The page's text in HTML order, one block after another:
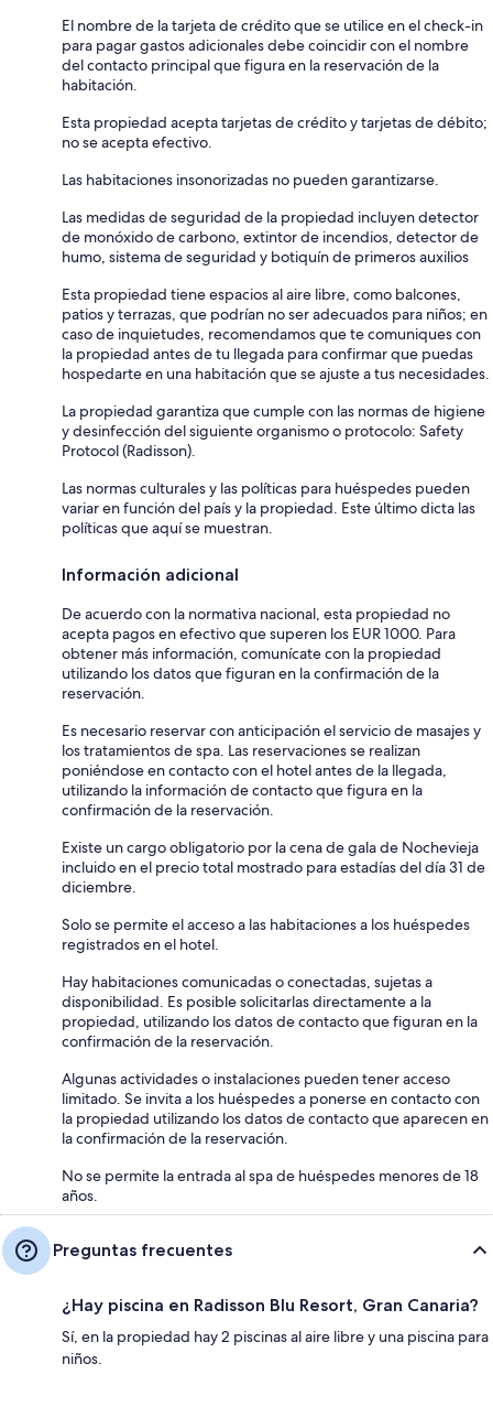
El nombre de la tarjeta de crédito que se utilice en el check-in
para pagar gastos adicionales debe coincidir con el nombre
del contacto principal que figura en la reservación de la
habitación.
Esta propiedad acepta tarjetas de crédito y tarjetas de débito;
no se acepta efectivo.
Las habitaciones insonorizadas no pueden garantizarse.
Las medidas de seguridad de la propiedad incluyen detector
de monóxido de carbono, extintor de incendios, detector de
humo, sistema de seguridad y botiquín de primeros auxilios
Esta propiedad tiene espacios al aire libre, como balcones,
patios y terrazas, que podrían no ser adecuados para niños; en
caso de inquietudes, recomendamos que te comuniques con
la propiedad antes de tu llegada para confirmar que puedas
hospedarte en una habitación que se ajuste a tus necesidades.
La propiedad garantiza que cumple con las normas de higiene
y desinfección del siguiente organismo o protocolo: Safety
Protocol (Radisson).
Las normas culturales y las políticas para huéspedes pueden
variar en función del país y la propiedad. Este último dicta las
políticas que aquí se muestran.
Información adicional
De acuerdo con la normativa nacional, esta propiedad no
acepta pagos en efectivo que superen los EUR 1000. Para
obtener más información, comunícate con la propiedad
utilizando los datos que figuran en la confirmación de la
reservación.
Es necesario reservar con anticipación el servicio de masajes y
los tratamientos de spa. Las reservaciones se realizan
poniéndose en contacto con el hotel antes de la llegada,
utilizando la información de contacto que figura en la
confirmación de la reservación.
Existe un cargo obligatorio por la cena de gala de Nochevieja
incluido en el precio total mostrado para estadías del día 31 de
diciembre.
Solo se permite el acceso a las habitaciones a los huéspedes
registrados en el hotel.
Hay habitaciones comunicadas o conectadas, sujetas a
disponibilidad. Es posible solicitarlas directamente a la
propiedad, utilizando los datos de contacto que figuran en la
confirmación de la reservación.
Algunas actividades o instalaciones pueden tener acceso
limitado. Se invita a los huéspedes a ponerse en contacto con
la propiedad utilizando los datos de contacto que aparecen en
la confirmación de la reservación.
No se permite la entrada al spa de huéspedes menores de 18
años.
Preguntas frecuentes
¿Hay piscina en Radisson Blu Resort, Gran Canaria?
Sí, en la propiedad hay 2 piscinas al aire libre y una piscina para
niños.